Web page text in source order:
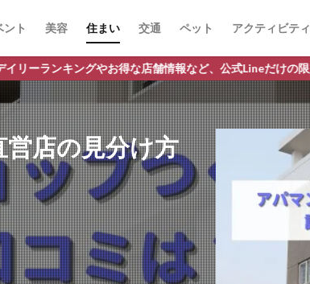
ント 美容 住まい 交通 ペット アクティビティ
得な店舗情報など、公式Lineだけの限定情報を配信中！
店の見分け方